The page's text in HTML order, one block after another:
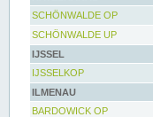
SCHÖNWALDE OP
SCHÖNWALDE UP
IJSSEL
IJSSELKOP
ILMENAU
BARDOWICK OP